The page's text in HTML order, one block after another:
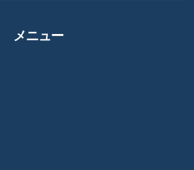
メニュー